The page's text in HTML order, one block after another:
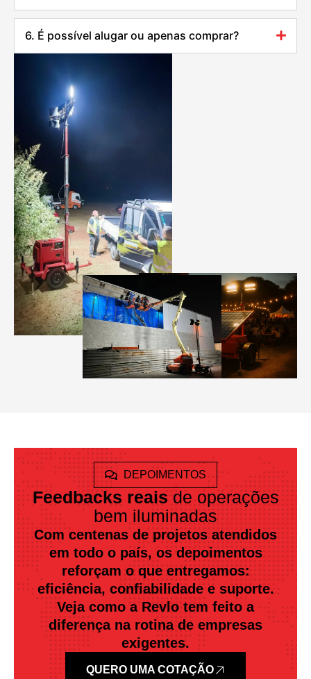
6. É possível alugar ou apenas comprar?
DEPOIMENTOS
Feedbacks reaisde operações
bem iluminadas
Com centenas de projetos atendidos
em todo o país, os depoimentos
reforçam o que entregamos:
eficiência, confiabilidade e suporte.
Veja como a Revlo tem feito a
diferença na rotina de empresas
exigentes.
QUERO UMA COTAÇÃO